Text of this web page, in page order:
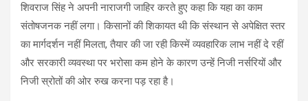
शिवराज सिंह ने अपनी नाराजगी जाहिर करते हुए कहा कि यहा का काम
संतोषजनक नहीं लगा। किसानों की शिकायत थी कि संस्थान से अपेक्षित स्तर
का मार्गदर्शन नहीं मिलता, तैयार की जा रही किस्में व्यवहारिक लाभ नहीं दे रहीं
और सरकारी व्यवस्था पर भरोसा कम होने के कारण उन्हें निजी नर्सरियों और
निजी स्रोतों की ओर रुख करना पड़ रहा है।